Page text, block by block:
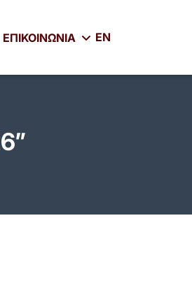
ΕΠΙΚΟΙΝΩΝΙΑ EN